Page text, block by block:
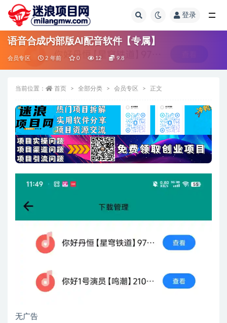
登录
语音合成内部版AI配音软件【专属】
会员专区 2 年前 0 12 9.8
当前位置： 首页 全部分类 会员专区 正文
无广告
全部